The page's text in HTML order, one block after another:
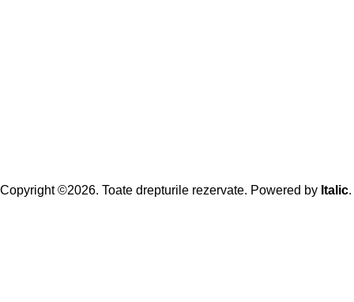
Copyright ©2026. Toate drepturile rezervate. Powered by Italic.